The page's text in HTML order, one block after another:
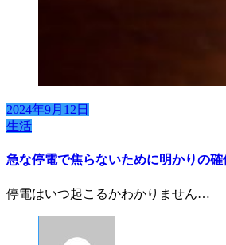
2024年9月12日
生活
急な停電で焦らないために明かりの確
停電はいつ起こるかわかりません…